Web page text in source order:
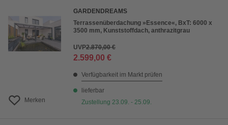
Merken
GARDENDREAMS
Terrassenüberdachung »Essence«, BxT: 6000 x
3500 mm, Kunststoffdach, anthrazitgrau
UVP2.870,00 €
2.599,00 €
Verfügbarkeit im Markt prüfen
lieferbar
Zustellung 23.09. - 25.09.